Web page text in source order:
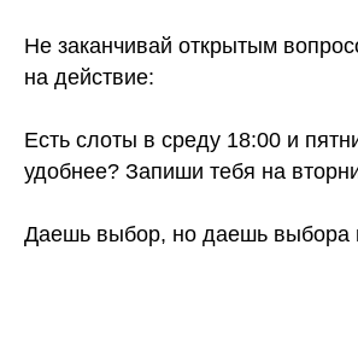
Не заканчивай открытым
на действие:
Есть слоты в среду 18:00 и
удобнее? Запиши тебя на
Даешь выбор, но даешь выбора